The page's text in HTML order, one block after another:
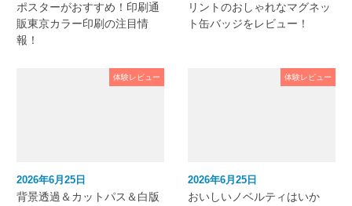
ポスターがおすすめ！印刷通
販東京カラー印刷の注目情
報！
リントのおしゃれなマグネッ
ト缶バッジをレビュー！
体験レビュー
2026年6月25日
背景透過＆カットパス＆白版
体験レビュー
2026年6月25日
おいしいノベルティはいか